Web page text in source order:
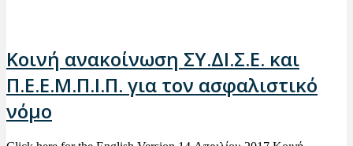
Κοινή ανακοίνωση ΣΥ.ΔΙ.Σ.Ε. και
Π.Ε.Ε.Μ.Π.Ι.Π. για τον ασφαλιστικό
νόμο